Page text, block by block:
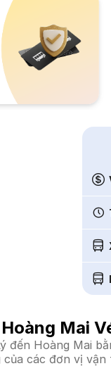
Mai
đến Hoàng Mai
của các đơn vị